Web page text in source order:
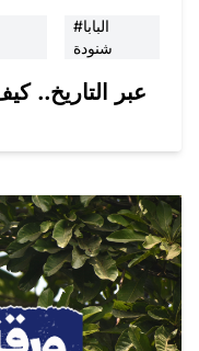
#البابا
شنودة
عبر التاريخ..